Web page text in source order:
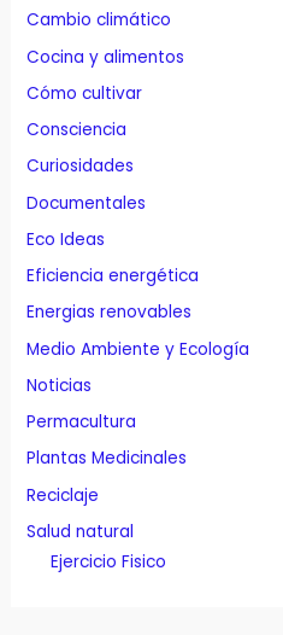
Cambio climático
Cocina y alimentos
Cómo cultivar
Consciencia
Curiosidades
Documentales
Eco Ideas
Eficiencia energética
Energias renovables
Medio Ambiente y Ecología
Noticias
Permacultura
Plantas Medicinales
Reciclaje
Salud natural
Ejercicio Fisico